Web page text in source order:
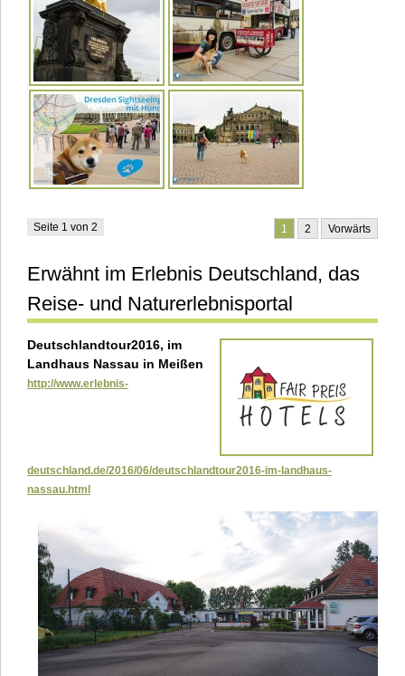
Seite 1 von 2 1 2 Vorwärts
Erwähnt im Erlebnis Deutschland, das
Reise- und Naturerlebnisportal
Deutschlandtour2016, im
Landhaus Nassau in Meißen
http://www.erlebnis-
deutschland.de/2016/06/deutschlandtour2016-im-landhaus-
nassau.html